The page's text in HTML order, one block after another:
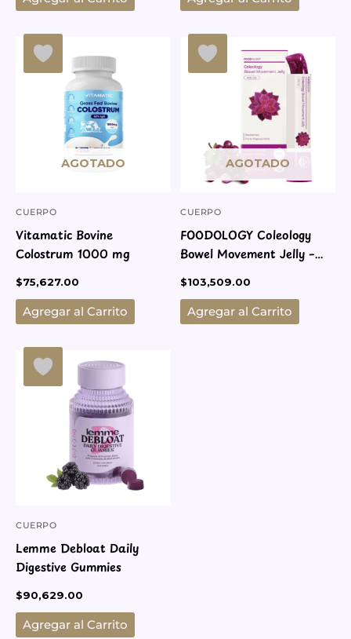
AGOTADO
CUERPO
Vitamatic Bovine
Colostrum 1000 mg
$75,627.00
Agregar al Carrito
AGOTADO
CUERPO
FOODOLOGY Coleology
Bowel Movement Jelly –
$103,509.00
Agregar al Carrito
CUERPO
Lemme Debloat Daily
Digestive Gummies
$90,629.00
Agregar al Carrito